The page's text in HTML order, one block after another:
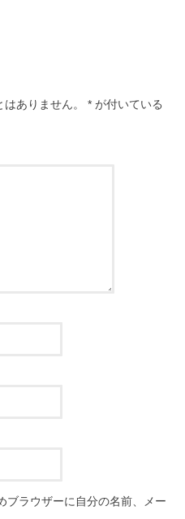
ありません。 * が付いている
ブラウザーに自分の名前、メー